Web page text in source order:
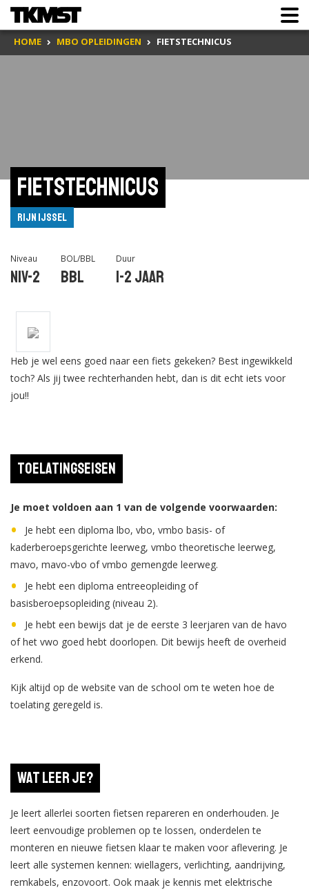
HOME MBO OPLEIDINGEN FIETSTECHNICUS
Fietstechnicus
Rijn IJssel
Niveau
Niv-2
BOL/BBL
BBL
Duur
1-2 jaar
Heb je wel eens goed naar een fiets gekeken? Best ingewikkeld
toch? Als jij twee rechterhanden hebt, dan is dit echt iets voor
jou!!
Toelatingseisen
Je moet voldoen aan 1 van de volgende voorwaarden:
Je hebt een diploma lbo, vbo, vmbo basis- of
kaderberoepsgerichte leerweg, vmbo theoretische leerweg,
mavo, mavo-vbo of vmbo gemengde leerweg.
Je hebt een diploma entreeopleiding of
basisberoepsopleiding (niveau 2).
Je hebt een bewijs dat je de eerste 3 leerjaren van de havo
of het vwo goed hebt doorlopen. Dit bewijs heeft de overheid
erkend.
Kijk altijd op de website van de school om te weten hoe de
toelating geregeld is.
Wat leer je?
Je leert allerlei soorten fietsen repareren en onderhouden. Je
leert eenvoudige problemen op te lossen, onderdelen te
monteren en nieuwe fietsen klaar te maken voor aflevering. Je
leert alle systemen kennen: wiellagers, verlichting, aandrijving,
remkabels, enzovoort. Ook maak je kennis met elektrische